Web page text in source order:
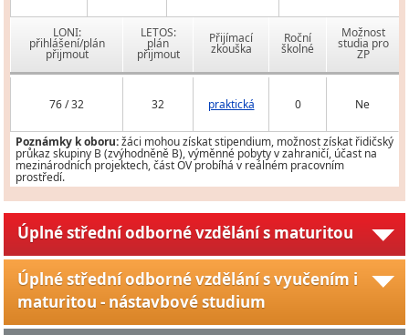
LONI:
přihlášení/plán
přijmout
LETOS:
plán
přijmout
Přijímací
zkouška
Roční
školné
Možnost
studia pro
ZP
76 / 32 32 praktická 0 Ne
Poznámky k oboru:žáci mohou získat stipendium, možnost získat řidičský
průkaz skupiny B (zvýhodněně B), výměnné pobyty v zahraničí, účast na
mezinárodních projektech, část OV probíhá v reálném pracovním
prostředí.
Úplné střední odborné vzdělání s maturitou
Úplné střední odborné vzdělání s vyučením i
maturitou - nástavbové studium